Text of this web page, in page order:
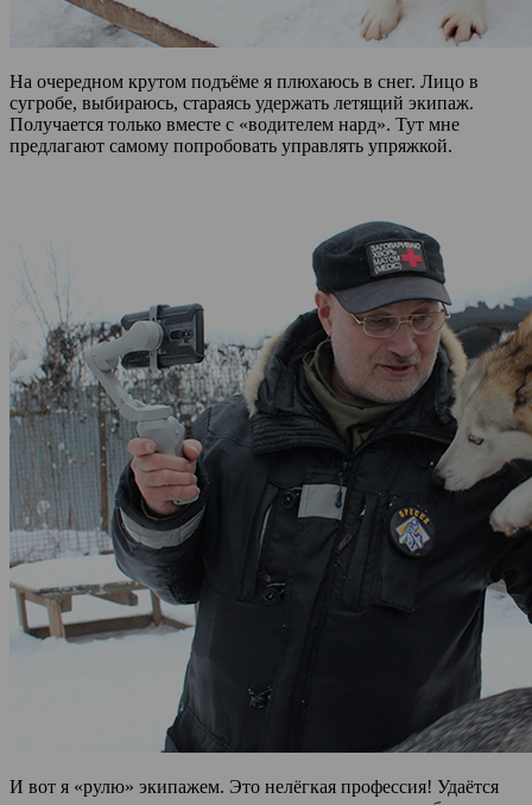
На очередном крутом подъёме я плюхаюсь в снег. Лицо в
сугробе, выбираюсь, стараясь удержать летящий экипаж.
Получается только вместе с «водителем нард». Тут мне
предлагают самому попробовать управлять упряжкой.
И вот я «рулю» экипажем. Это нелёгкая профессия! Удаётся